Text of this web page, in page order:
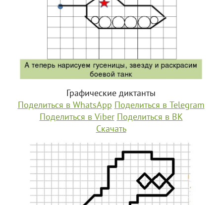
Графические диктанты
Поделиться в WhatsApp Поделиться в Telegram
Поделиться в Viber Поделиться в ВК
Скачать